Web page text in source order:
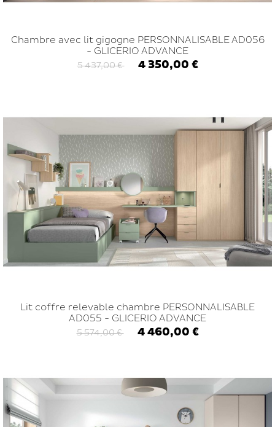
Chambre avec lit gigogne PERSONNALISABLE AD056
- GLICERIO ADVANCE
5 437,00 € 4 350,00 €
Lit coffre relevable chambre PERSONNALISABLE
AD055 - GLICERIO ADVANCE
5 574,00 € 4 460,00 €